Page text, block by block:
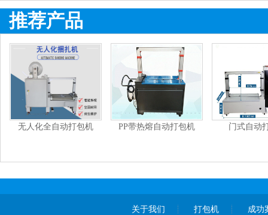
推荐产品
无人化全自动打包机 PP带热熔自动打包机 门式自动
关于我们 打包机 成功